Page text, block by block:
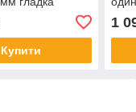
Купити
1